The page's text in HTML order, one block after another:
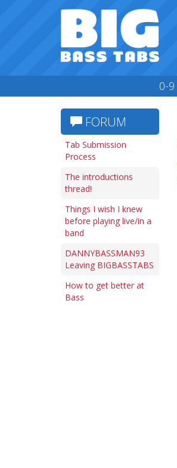
0-9
FORUM
Tab Submission
Process
The introductions
thread!
Things I wish I knew
before playing live/in a
band
DANNYBASSMAN93
Leaving BIGBASSTABS
How to get better at
Bass